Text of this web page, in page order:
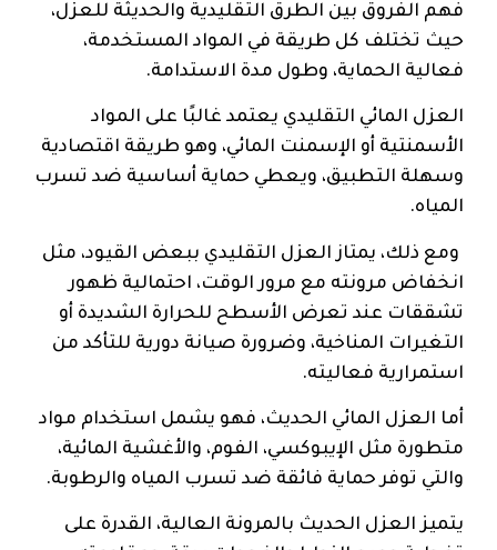
فهم الفروق بين الطرق التقليدية والحديثة للعزل،
حيث تختلف كل طريقة في المواد المستخدمة،
فعالية الحماية، وطول مدة الاستدامة.
العزل المائي التقليدي يعتمد غالبًا على المواد
الأسمنتية أو الإسمنت المائي، وهو طريقة اقتصادية
وسهلة التطبيق، ويعطي حماية أساسية ضد تسرب
المياه.
ومع ذلك، يمتاز العزل التقليدي ببعض القيود، مثل
انخفاض مرونته مع مرور الوقت، احتمالية ظهور
تشققات عند تعرض الأسطح للحرارة الشديدة أو
التغيرات المناخية، وضرورة صيانة دورية للتأكد من
استمرارية فعاليته.
أما العزل المائي الحديث، فهو يشمل استخدام مواد
متطورة مثل الإيبوكسي، الفوم، والأغشية المائية،
والتي توفر حماية فائقة ضد تسرب المياه والرطوبة.
يتميز العزل الحديث بالمرونة العالية، القدرة على